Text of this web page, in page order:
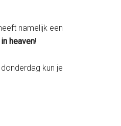
namelijk een
heaven!
kun je